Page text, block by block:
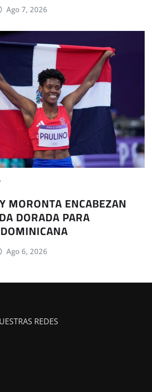
Ago 7, 2026
MORONTA ENCABEZAN
DORADA PARA
Ago 6, 2026
REDES